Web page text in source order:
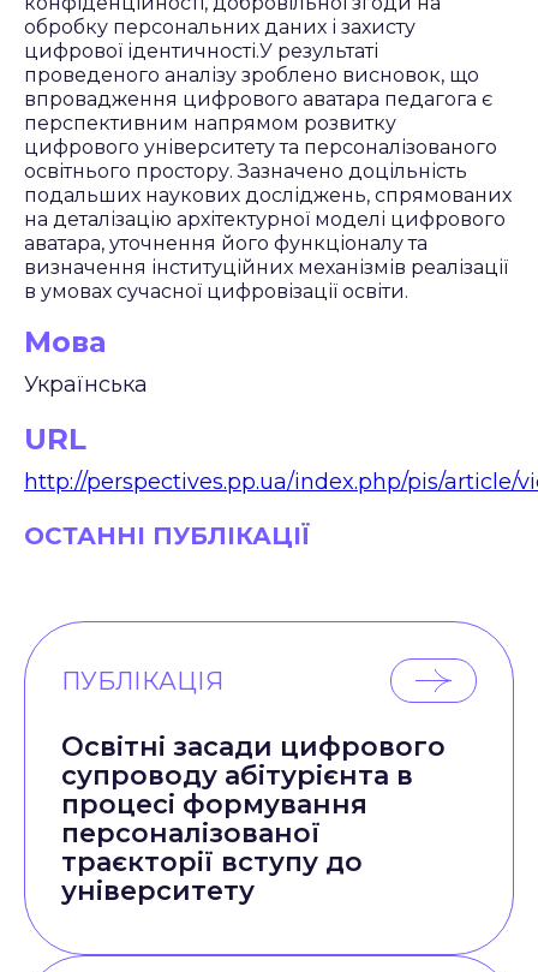
обробку персональних даних і захисту
цифрової ідентичності.У результаті
проведеного аналізу зроблено висновок, що
впровадження цифрового аватара педагога є
перспективним напрямом розвитку
цифрового університету та персоналізованого
освітнього простору. Зазначено доцільність
подальших наукових досліджень, спрямованих
на деталізацію архітектурної моделі цифрового
аватара, уточнення його функціоналу та
визначення інституційних механізмів реалізації
в умовах сучасної цифровізації освіти.
Мова
Українська
URL
http://perspectives.pp.ua/index.php/pis/article/
ОСТАННІ ПУБЛІКАЦІЇ
ПУБЛІКАЦІЯ
Освітні засади цифрового
супроводу абітурієнта в
процесі формування
персоналізованої
траєкторії вступу до
університету